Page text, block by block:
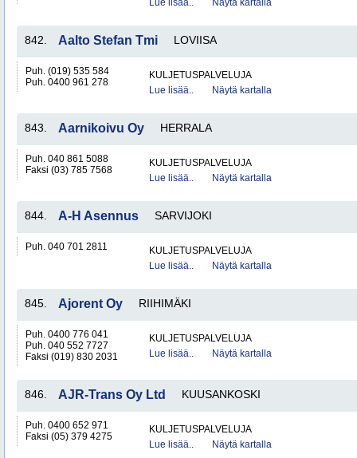
Lue lisää..
Näytä kartalla
842. Aalto Stefan Tmi LOVIISA
Puh. (019) 535 584
Puh. 0400 961 278
KULJETUSPALVELUJA
Lue lisää..
Näytä kartalla
843. Aarnikoivu Oy HERRALA
Puh. 040 861 5088
Faksi (03) 785 7568
KULJETUSPALVELUJA
Lue lisää..
Näytä kartalla
844. A-H Asennus SARVIJOKI
Puh. 040 701 2811
KULJETUSPALVELUJA
Lue lisää..
Näytä kartalla
845. Ajorent Oy RIIHIMÄKI
Puh. 0400 776 041
Puh. 040 552 7727
Faksi (019) 830 2031
KULJETUSPALVELUJA
Lue lisää..
Näytä kartalla
846. AJR-Trans Oy Ltd KUUSANKOSKI
Puh. 0400 652 971
Faksi (05) 379 4275
KULJETUSPALVELUJA
Lue lisää..
Näytä kartalla